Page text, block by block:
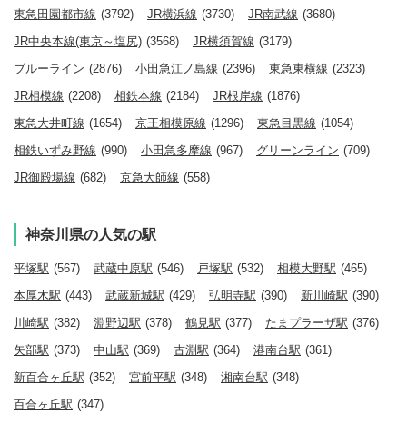
東急田園都市線 (3792) JR横浜線 (3730) JR南武線 (3680)
JR中央本線(東京～塩尻) (3568) JR横須賀線 (3179)
ブルーライン (2876) 小田急江ノ島線 (2396) 東急東横線 (2323)
JR相模線 (2208) 相鉄本線 (2184) JR根岸線 (1876)
東急大井町線 (1654) 京王相模原線 (1296) 東急目黒線 (1054)
相鉄いずみ野線 (990) 小田急多摩線 (967) グリーンライン (709)
JR御殿場線 (682) 京急大師線 (558)
神奈川県の人気の駅
平塚駅 (567) 武蔵中原駅 (546) 戸塚駅 (532) 相模大野駅 (465)
本厚木駅 (443) 武蔵新城駅 (429) 弘明寺駅 (390) 新川崎駅 (390)
川崎駅 (382) 淵野辺駅 (378) 鶴見駅 (377) たまプラーザ駅 (376)
矢部駅 (373) 中山駅 (369) 古淵駅 (364) 港南台駅 (361)
新百合ヶ丘駅 (352) 宮前平駅 (348) 湘南台駅 (348)
百合ヶ丘駅 (347)